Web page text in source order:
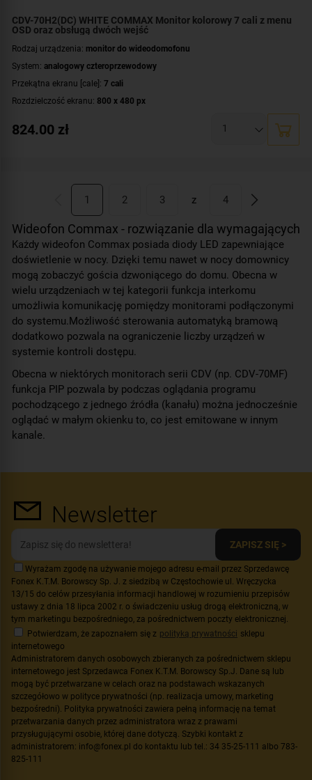
CDV-70H2(DC) WHITE COMMAX Monitor kolorowy 7 cali z menu
OSD oraz obsługą dwóch wejść
Rodzaj urządzenia: monitor do wideodomofonu
System: analogowy czteroprzewodowy
Przekątna ekranu [cale]: 7 cali
Rozdzielczość ekranu: 800 x 480 px
Zasilanie:DC 16-28 V
824.00 zł
1 2 3 z 4
Wideofon Commax - rozwiązanie dla wymagających
Każdy wideofon Commax posiada diody LED zapewniające
doświetlenie w nocy. Dzięki temu nawet w nocy domownicy
mogą zobaczyć gościa dzwoniącego do domu. Obecna w
wielu urządzeniach w tej kategorii funkcja interkomu
umożliwia komunikację pomiędzy monitorami podłączonymi
do systemu.Możliwość sterowania automatyką bramową
dodatkowo pozwala na ograniczenie liczby urządzeń w
systemie kontroli dostępu.
Obecna w niektórych monitorach serii CDV (np. CDV-70MF)
funkcja PIP pozwala by podczas oglądania programu
pochodzącego z jednego źródła (kanału) można jednocześnie
oglądać w małym okienku to, co jest emitowane w innym
kanale.
Newsletter
ZAPISZ SIĘ >
Wyrażam zgodę na używanie mojego adresu e-mail przez Sprzedawcę
Fonex K.T.M. Borowscy Sp. J. z siedzibą w Częstochowie ul. Wręczycka
13/15 do celów przesyłania informacji handlowej w rozumieniu przepisów
ustawy z dnia 18 lipca 2002 r. o świadczeniu usług drogą elektroniczną, w
tym marketingu bezpośredniego, za pośrednictwem poczty elektronicznej.
Potwierdzam, że zapoznałem się z polityką prywatności sklepu
internetowego
Administratorem danych osobowych zbieranych za pośrednictwem sklepu
internetowego jest Sprzedawca Fonex K.T.M. Borowscy Sp.J. Dane są lub
mogą być przetwarzane w celach oraz na podstawach wskazanych
szczegółowo w polityce prywatności (np. realizacja umowy, marketing
bezpośredni). Polityka prywatności zawiera pełną informację na temat
przetwarzania danych przez administratora wraz z prawami
przysługującymi osobie, której dane dotyczą. Szybki kontakt z
administratorem: info@fonex.pl do kontaktu lub tel.: 34 35-25-111 albo 783-
825-111